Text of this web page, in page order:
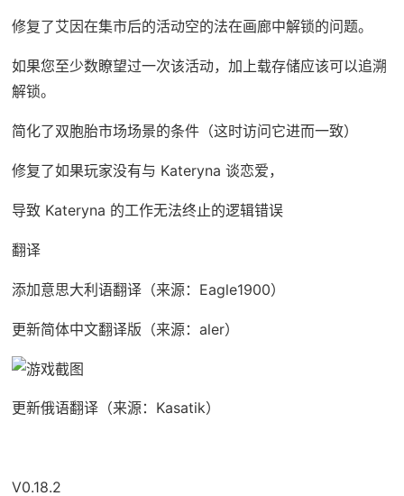
修复了艾因在集市后的活动空的法在画廊中解锁的问题。
如果您至少数瞭望过一次该活动，加上载存储应该可以追溯
解锁。
简化了双胞胎市场场景的条件（这时访问它进而一致）
修复了如果玩家没有与 Kateryna 谈恋爱，
导致 Kateryna 的工作无法终止的逻辑错误
翻译
添加意思大利语翻译（来源：Eagle1900）
更新简体中文翻译版（来源：aler）
更新俄语翻译（来源：Kasatik）
V0.18.2